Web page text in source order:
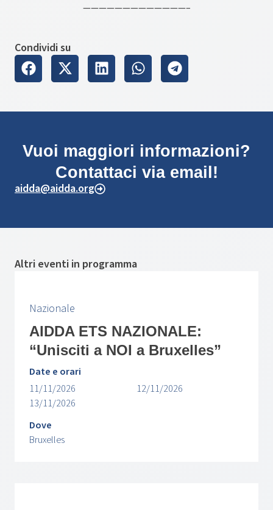
—————————————–
Condividi su
Vuoi maggiori informazioni?
Contattaci via email!
aidda@aidda.org
Altri eventi in programma
Nazionale
AIDDA ETS NAZIONALE:
“Unisciti a NOI a Bruxelles”
Date e orari
11/11/2026
12/11/2026
13/11/2026
Dove
Bruxelles